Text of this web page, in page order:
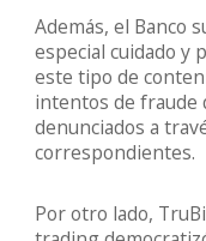
Además, el Banco
especial cuidado y
este tipo de
intentos de fraude
denunciados a
correspondientes.
Por otro lado,